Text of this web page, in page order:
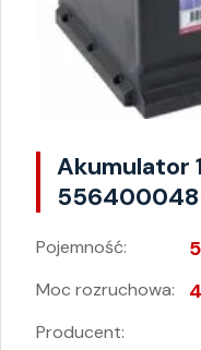
Akumulator
Pojemność:
Moc rozruchowa:
Producent: